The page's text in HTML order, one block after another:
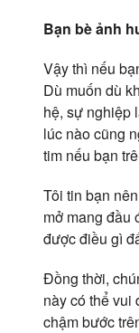
Bạn bè ảnh
Vậy thì nếu
Dù muốn dù
hệ, sự nghiệp
lúc nào cũng
tim nếu bạn
Tôi tin bạn
mở mang đầu
được điều gì
Đồng thời,
này có thể vui
chậm bước